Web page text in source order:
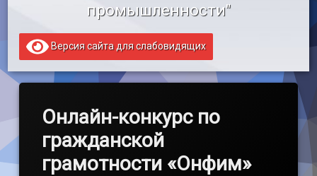
промышленности"
Версия сайта для слабовидящих
Онлайн-конкурс по
гражданской
грамотности «Онфим»